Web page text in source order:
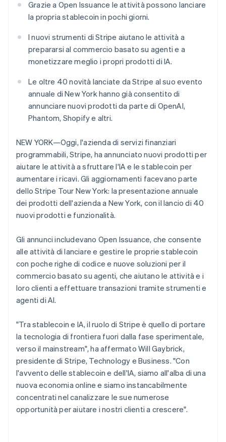
Scopri cosa ti aspetta
Radar
Atlas
Costituzione di start-up
Rimozione del carbonio
Identity
Verifica online dell'identità
Stripe Sessions 2026
Scopri come Stripe sta costruendo l'infrastruttura
Guarda ora
Partner
Stripe App Marketplace
Grazie a Open Issuance le attività possono lanciare
la propria stablecoin in pochi giorni.
I nuovi strumenti di Stripe aiutano le attività a
prepararsi al commercio basato su agenti e a
monetizzare meglio i propri prodotti di IA.
Le oltre 40 novità lanciate da Stripe al suo evento
annuale di New York hanno già consentito di
annunciare nuovi prodotti da parte di OpenAI,
Phantom, Shopify e altri.
NEW YORK—Oggi, l'azienda di servizi finanziari
programmabili, Stripe, ha annunciato nuovi prodotti per
aiutare le attività a sfruttare l'IA e le stablecoin per
aumentare i ricavi. Gli aggiornamenti facevano parte
dello Stripe Tour New York: la presentazione annuale
dei prodotti dell'azienda a New York, con il lancio di 40
nuovi prodotti e funzionalità.
Gli annunci includevano Open Issuance, che consente
alle attività di lanciare e gestire le proprie stablecoin
con poche righe di codice e nuove soluzioni per il
commercio basato su agenti, che aiutano le attività e i
loro clienti a effettuare transazioni tramite strumenti e
agenti di AI.
"Tra stablecoin e IA, il ruolo di Stripe è quello di portare
la tecnologia di frontiera fuori dalla fase sperimentale,
verso il mainstream", ha affermato Will Gaybrick,
presidente di Stripe, Technology e Business. "Con
l'avvento delle stablecoin e dell'IA, siamo all'alba di una
nuova economia online e siamo instancabilmente
concentrati nel canalizzare le sue numerose
opportunità per aiutare i nostri clienti a crescere".